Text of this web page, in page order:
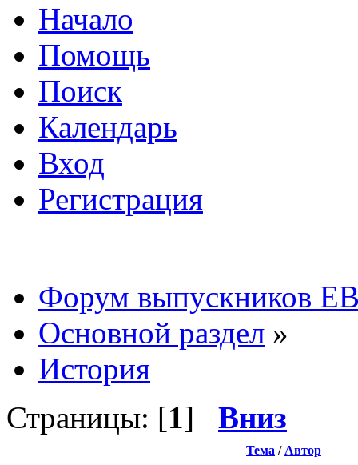
Начало
Помощь
Поиск
Календарь
Вход
Регистрация
Форум выпускников
Основной раздел »
История
Страницы: [1] Вниз
Тема / Автор